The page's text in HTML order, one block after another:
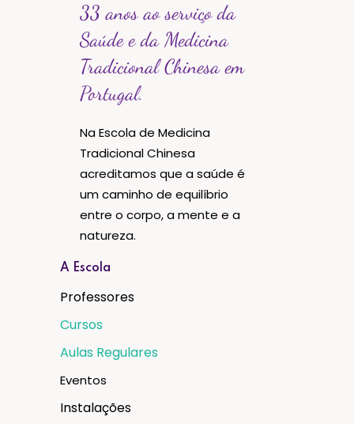
33 anos ao serviço da
Saúde e da Medicina
Tradicional Chinesa em
Portugal.
Na Escola de Medicina
Tradicional Chinesa
acreditamos que a saúde é
um caminho de equilíbrio
entre o corpo, a mente e a
natureza.
A Escola
Professores
Cursos
Aulas Regulares
Eventos
Instalações